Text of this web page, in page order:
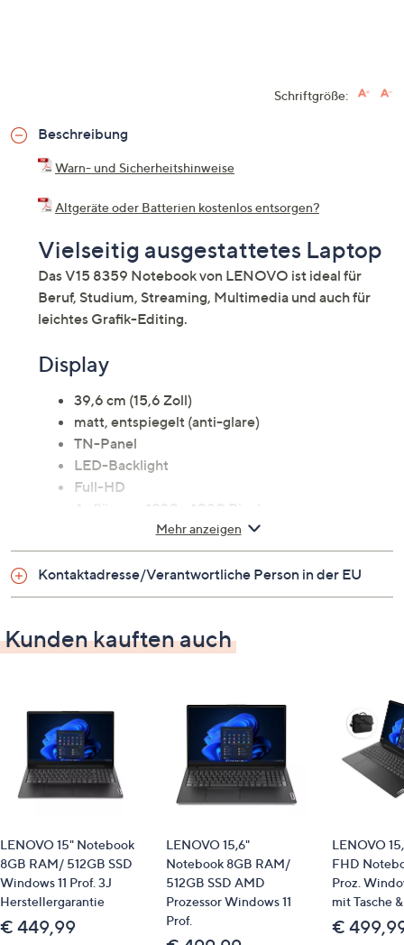
Schriftgröße:
Beschreibung
Warn- und Sicherheitshinweise
Altgeräte oder Batterien kostenlos entsorgen?
Vielseitig ausgestattetes Laptop
Das V15 8359 Notebook von LENOVO ist ideal für
Beruf, Studium, Streaming, Multimedia und auch für
leichtes Grafik-Editing.
Display
39,6 cm (15,6 Zoll)
matt, entspiegelt (anti-glare)
TN-Panel
LED-Backlight
Full-HD
Pixeldichte: 127 ppi
60 Hz
Format: 16:9
Prozessor (CPU): Intel N100 (Alder Lake-N), 4
Arbeitsspeicher: 8 GB DDR5-4800 RAM
Grafikkarte: Intel UHD Graphics (Xe-LP, Gen
12.2, integriert)
Webcam: 0,9 MP mit mechanischer Abdeckung
Audio: 2 Stereolautsprecher (1,5 W)
Nummernblock
Betriebssystem: Windows 11 Professional inkl. MS
Office 2024 Professional
Akku: Li-Ionen, 38 Wh, fest verbaut
lädt klassisch über Netzteil und zusätzlich über
Mehr anzeigen
Kontaktadresse/Verantwortliche Person in der EU
Kunden kauften auch
LENOVO 15" Notebook
8GB RAM/ 512GB SSD
Windows 11 Prof. 3J
Herstellergarantie
€ 449,99
LENOVO 15,6"
Notebook 8GB RAM/
512GB SSD AMD
Prozessor Windows 11
Prof.
LENOVO
FHD
Proz.
mit Tasche
€